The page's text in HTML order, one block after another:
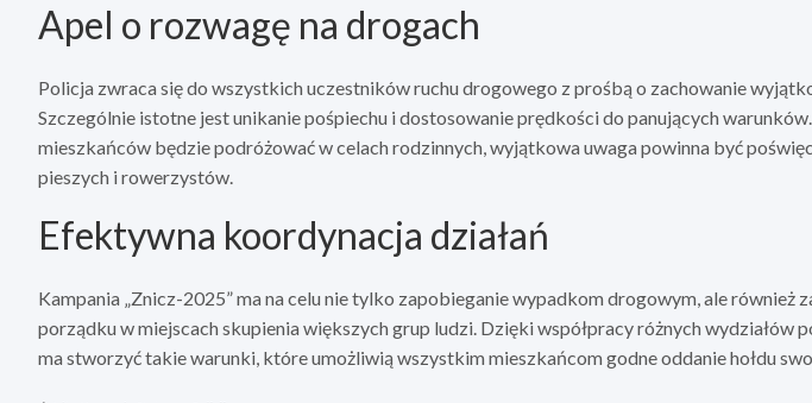
Apel o rozwagę na drogach
Policja zwraca się do wszystkich uczestników ruchu drogowego z prośbą o zachowanie
Szczególnie istotne jest unikanie pośpiechu i dostosowanie prędkości do panujących
mieszkańców będzie podróżować w celach rodzinnych, wyjątkowa uwaga powinna być
pieszych i rowerzystów.
Efektywna koordynacja działań
Kampania „Znicz-2025” ma na celu nie tylko zapobieganie wypadkom drogowym, ale również
porządku w miejscach skupienia większych grup ludzi. Dzięki współpracy różnych wydziałów
ma stworzyć takie warunki, które umożliwią wszystkim mieszkańcom godne oddanie hołdu